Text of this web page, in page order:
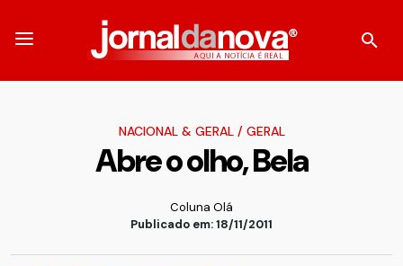
NACIONAL & GERAL/ GERAL
Abre o olho, Bela
Coluna Olá
Publicado em: 18/11/2011